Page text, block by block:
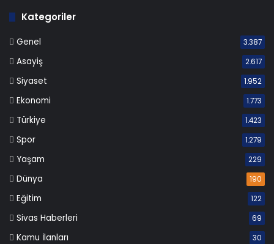
Kategoriler
Genel 3.387
Asayiş 2.617
Siyaset 1.952
Ekonomi 1.773
Türkiye 1.423
Spor 1.279
Yaşam 229
Dünya 190
Eğitim 122
Sivas Haberleri 69
Kamu İlanları 30